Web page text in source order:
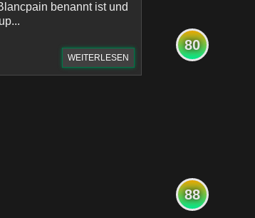
benannt ist und
WEITERLESEN
80
88